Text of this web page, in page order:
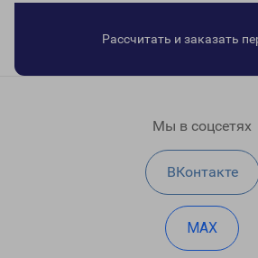
Рассчитать и заказать
Мы в соцсетях
ВКонтакте
MAX